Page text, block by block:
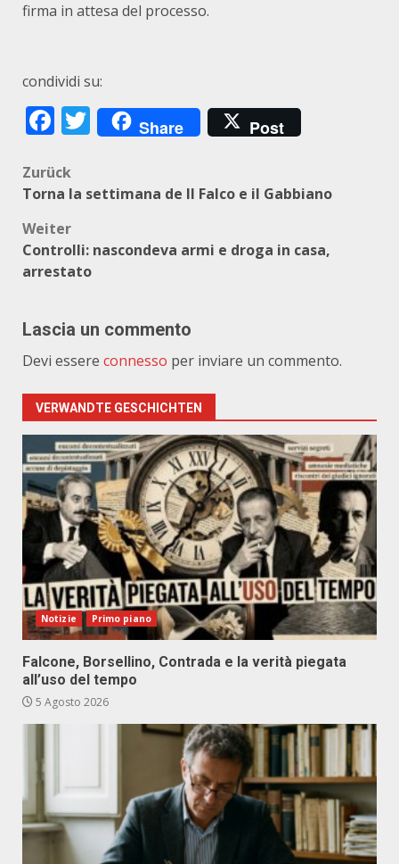
firma in attesa del processo.
condividi su:
Facebook
Twitter
Share Post
Beitragsnavigation
Zurück
Torna la settimana de Il Falco e il Gabbiano
Weiter
Controlli: nascondeva armi e droga in casa,
arrestato
Lascia un commento
Devi essere connesso per inviare un commento.
VERWANDTE GESCHICHTEN
Notizie Primo piano
Falcone, Borsellino, Contrada e la verità piegata
all’uso del tempo
5 Agosto 2026